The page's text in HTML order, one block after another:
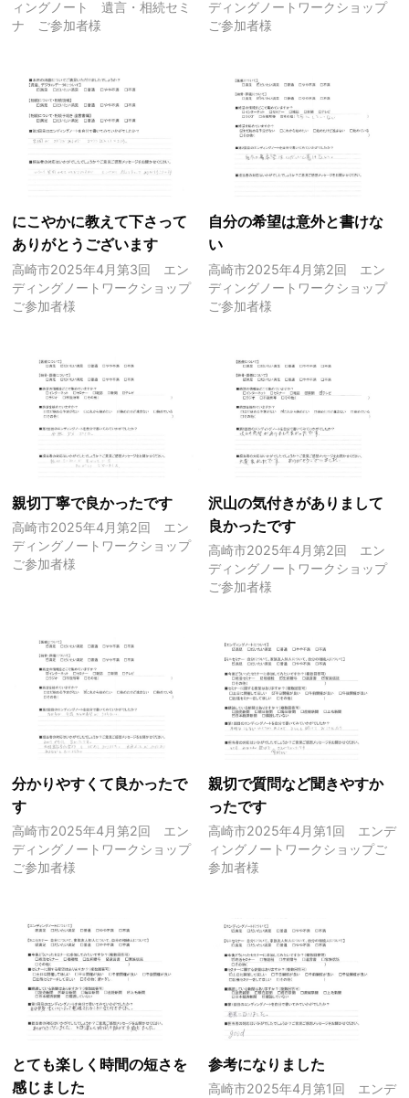
ィングノート 遺言・相続セミ
ナ ご参加者様
ディングノートワークショップ
ご参加者様
にこやかに教えて下さって
ありがとうございます
高崎市2025年4月第3回 エン
ディングノートワークショップ
ご参加者様
自分の希望は意外と書けな
い
高崎市2025年4月第2回 エン
ディングノートワークショップ
ご参加者様
親切丁寧で良かったです
高崎市2025年4月第2回 エン
ディングノートワークショップ
ご参加者様
沢山の気付きがありまして
良かったです
高崎市2025年4月第2回 エン
ディングノートワークショップ
ご参加者様
分かりやすくて良かったで
す
高崎市2025年4月第2回 エン
ディングノートワークショップ
ご参加者様
親切で質問など聞きやすか
ったです
高崎市2025年4月第1回 エンデ
ィングノートワークショップご
参加者様
とても楽しく時間の短さを
感じました
参考になりました
高崎市2025年4月第1回 エンデ